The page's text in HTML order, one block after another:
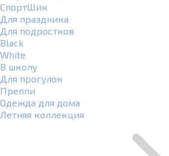
СпортШик
Для праздника
Для подростков
Black
White
В школу
Для прогулок
Преппи
Одежда для дома
Летняя коллекция